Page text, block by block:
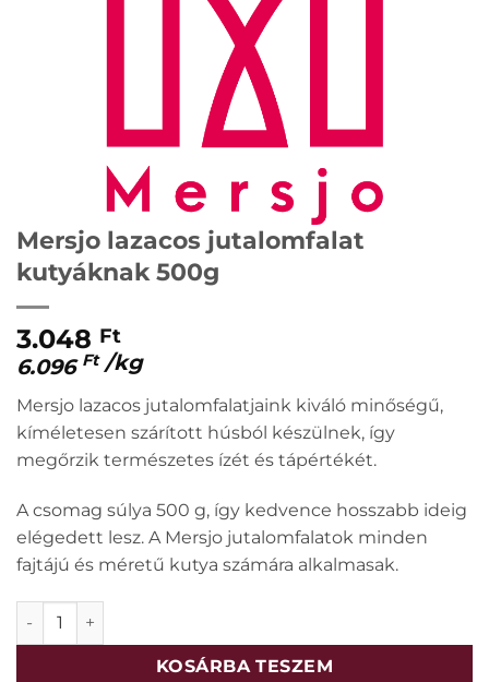
Mersjo lazacos jutalomfalat
kutyáknak 500g
3.048 Ft
6.096 Ft /kg
Mersjo lazacos jutalomfalatjaink kiváló minőségű,
kíméletesen szárított húsból készülnek, így
megőrzik természetes ízét és tápértékét.
A csomag súlya 500 g, így kedvence hosszabb ideig
elégedett lesz. A Mersjo jutalomfalatok minden
fajtájú és méretű kutya számára alkalmasak.
Mersjo lazacos jutalomfalat kutyáknak 500g mennyiség
KOSÁRBA TESZEM